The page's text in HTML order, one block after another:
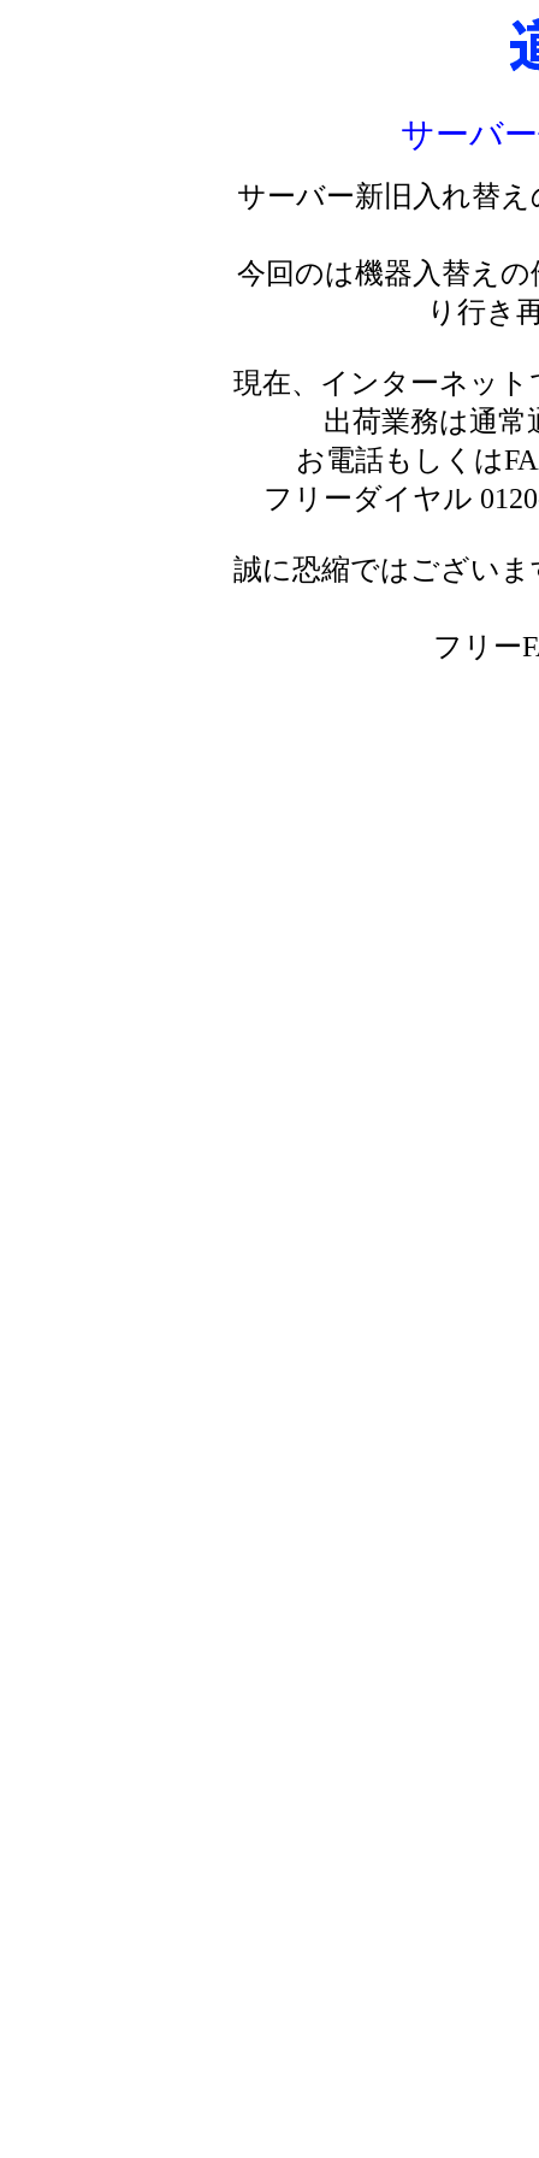
サーバ
サーバー新旧入れ替
今回のは機器入替え
り行き
現在、インターネッ
出荷業務は通
お電話もしくは
フリーダイヤル
誠に恐縮ではござい
フリー